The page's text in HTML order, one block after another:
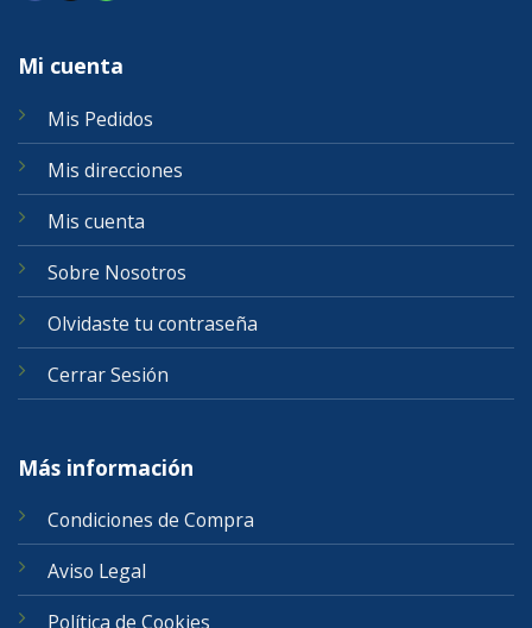
Mi cuenta
Mis Pedidos
Mis direcciones
Mis cuenta
Sobre Nosotros
Olvidaste tu contraseña
Cerrar Sesión
Más información
Condiciones de Compra
Aviso Legal
Política de Cookies